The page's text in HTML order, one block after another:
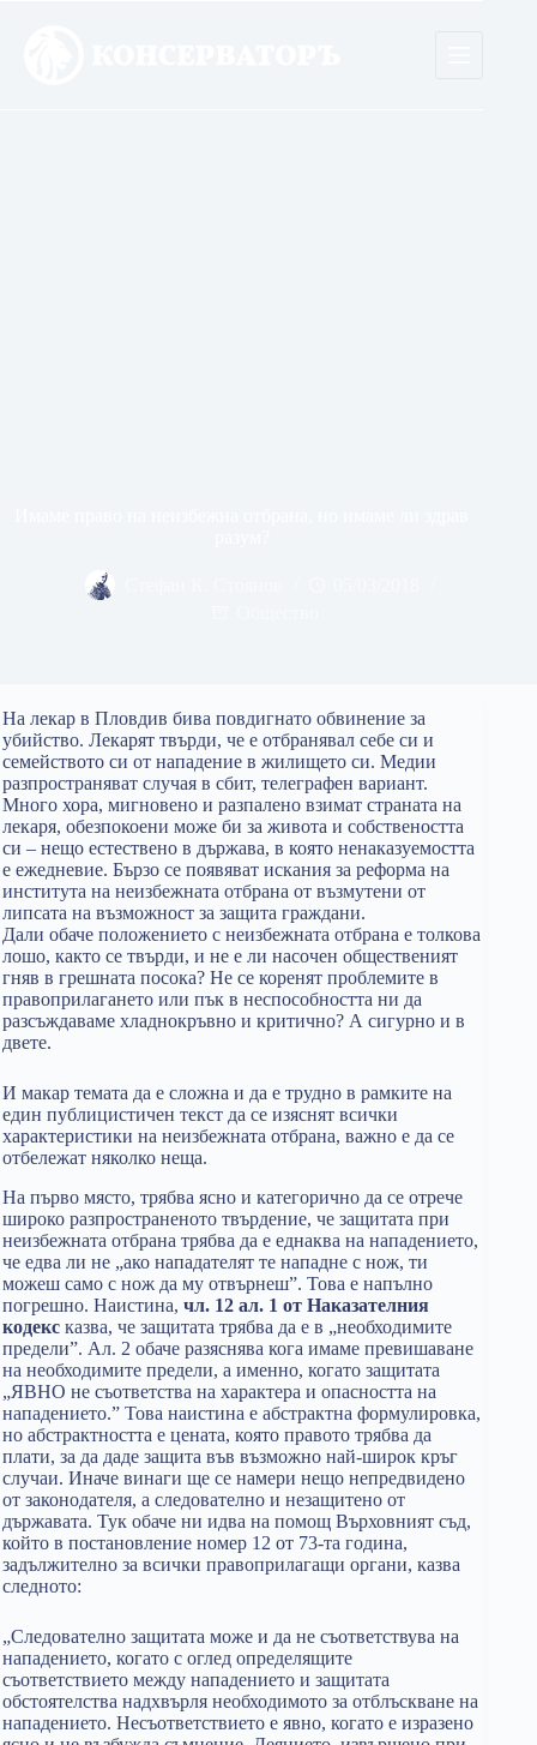
На лекар в Пловдив бива повдигнато обвинение за
убийство. Лекарят твърди, че е отбранявал себе си и
семейството си от нападение в жилището си. Медии
разпространяват случая в сбит, телеграфен вариант.
Много хора, мигновено и разпалено взимат страната на
лекаря, обезпокоени може би за живота и собствеността
си – нещо естествено в държава, в която ненаказуемостта
е ежедневие. Бързо се появяват искания за реформа на
института на неизбежната отбрана от възмутени от
липсата на възможност за защита граждани.
Дали обаче положението с неизбежната отбрана е толкова
лошо, както се твърди, и не е ли насочен общественият
гняв в грешната посока? Не се коренят проблемите в
правоприлагането или пък в неспособността ни да
разсъждаваме хладнокръвно и критично? А сигурно и в
двете.
И макар темата да е сложна и да е трудно в рамките на
един публицистичен текст да се изяснят всички
характеристики на неизбежната отбрана, важно е да се
отбележат няколко неща.
На първо място, трябва ясно и категорично да се отрече
широко разпространеното твърдение, че защитата при
неизбежната отбрана трябва да е еднаква на нападението,
че едва ли не „ако нападателят те нападне с нож, ти
можеш само с нож да му отвърнеш”. Това е напълно
погрешно. Наистина, чл. 12 ал. 1 от Наказателния
кодекс казва, че защитата трябва да е в „необходимите
предели”. Ал. 2 обаче разяснява кога имаме превишаване
на необходимите предели, а именно, когато защитата
„ЯВНО не съответства на характера и опасността на
нападението.” Това наистина е абстрактна формулировка,
но абстрактността е цената, която правото трябва да
плати, за да даде защита във възможно най-широк кръг
случаи. Иначе винаги ще се намери нещо непредвидено
от законодателя, а следователно и незащитено от
държавата. Тук обаче ни идва на помощ Върховният съд,
който в постановление номер 12 от 73-та година,
задължително за всички правоприлагащи органи, казва
следното:
„Следователно защитата може и да не съответствува на
нападението, когато с оглед определящите
съответствието между нападението и защитата
обстоятелства надхвърля необходимото за отблъскване на
нападението. Несъответствието е явно, когато е изразено